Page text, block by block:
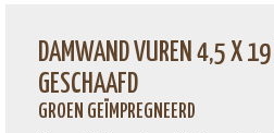
DAMWAND VUREN 4,5 X
GESCHAAFD
GROEN GEÏMPREGNEERD